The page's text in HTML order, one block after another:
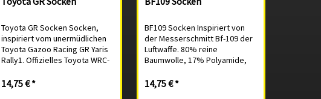
Toyota GR Socken Socken,
inspiriert vom unermüdlichen
Toyota Gazoo Racing GR Yaris
Rally1. Offizielles Toyota WRC-
Baumwolle, 17% Polyamide,
3% Elasthan. Nahtlos geknüpft,
14,75 € *
BF109 Socken Inspiriert von
der Messerschmitt Bf-109 der
Luftwaffe. 80% reine
Baumwolle, 17% Polyamide,
eine Socke die nirgends
zwickt. Linksherum waschen
14,75 € *